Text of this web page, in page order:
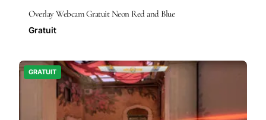
Overlay Webcam Gratuit Neon Red and Blue
Gratuit
GRATUIT